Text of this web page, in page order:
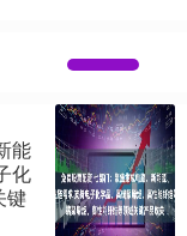
能
化
键